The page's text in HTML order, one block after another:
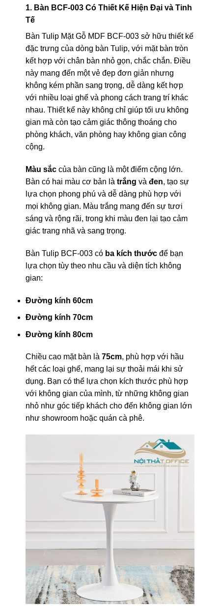
1. Bàn BCF-003 Có Thiết Kế Hiện Đại và Tinh
Tế
Bàn Tulip Mặt Gỗ MDF BCF-003 sở hữu thiết kế
đặc trưng của dòng bàn Tulip, với mặt bàn tròn
kết hợp với chân bàn nhỏ gọn, chắc chắn. Điều
này mang đến một vẻ đẹp đơn giản nhưng
không kém phần sang trọng, dễ dàng kết hợp
với nhiều loại ghế và phong cách trang trí khác
nhau. Thiết kế này không chỉ giúp tối ưu không
gian mà còn tạo cảm giác thông thoáng cho
phòng khách, văn phòng hay không gian công
cộng.
Màu sắccủa bàn cũng là một điểm cộng lớn.
Bàn có hai màu cơ bản là trắng và đen, tạo sự
lựa chọn phong phú và dễ dàng phù hợp với
mọi không gian. Màu trắng mang đến sự tươi
sáng và rộng rãi, trong khi màu đen lại tạo cảm
giác trang nhã và sang trọng.
Bàn Tulip BCF-003 có ba kích thướcđể bạn
lựa chọn tùy theo nhu cầu và diện tích không
gian:
Đường kính 60cm
Đường kính 70cm
Đường kính 80cm
Chiều cao mặt bàn là 75cm, phù hợp với hầu
hết các loại ghế, mang lại sự thoải mái khi sử
dụng. Bạn có thể lựa chọn kích thước phù hợp
với không gian của mình, từ những không gian
nhỏ như góc tiếp khách cho đến không gian lớn
như showroom hoặc quán cà phê.